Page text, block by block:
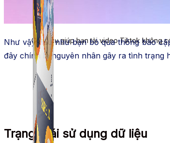
Simple Tikdown
Công cụ giúp bạn tải video Tiktok không
Như vậy nếu như bạn bỏ qua thông báo
đây chính là nguyên nhân gây ra tình trạng
Trạng thái sử dụng dữ liệu